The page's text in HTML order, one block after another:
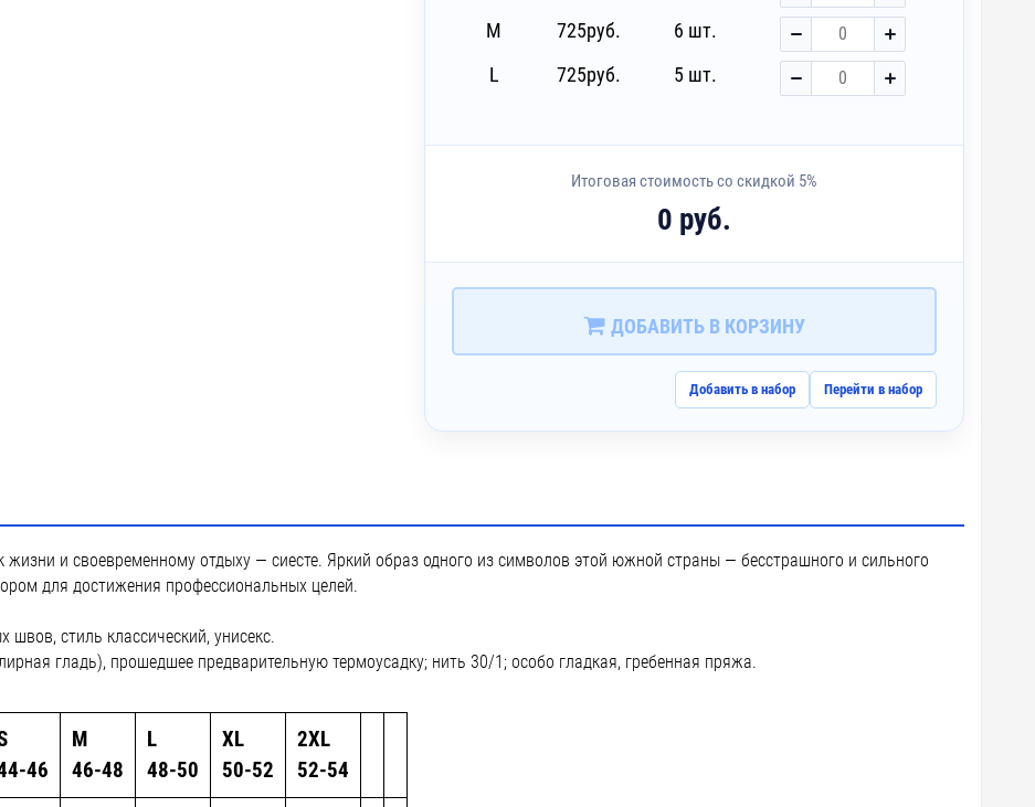
M
725руб.
6 шт.
L
725руб. 5 шт.
Итоговая стоимость со скидкой 5%
0 руб.
ДОБАВИТЬ В КОРЗИНУ
Добавить в набор Перейти в набор
жизни и своевременному отдыху — сиесте. Яркий образ одного из символов этой южной страны — бесстрашного и сильного
для достижения профессиональных целей.
стиль классический, унисекс.
гладь), прошедшее предварительную термоусадку; нить 30/1; особо гладкая, гребенная пряжа.
46
M
46-48
L
48-50
XL
50-52
2XL
52-54